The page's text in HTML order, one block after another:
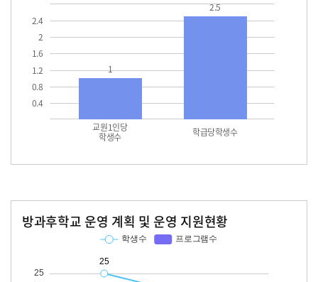
0.4
0.8
1.2
1.6
2
2.4
교원1인당
학생수 학급당학생수
1
2.5
방과후학교 운영 계획 및 운영 지원현황